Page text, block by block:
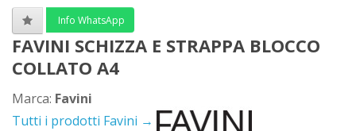
Info WhatsApp
FAVINI SCHIZZA E STRAPPA BLOCCO
COLLATO A4
Marca: Favini
Tutti i prodotti Favini →